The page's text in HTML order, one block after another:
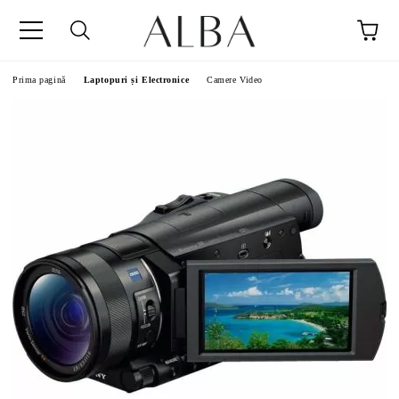
Prima pagină Laptopuri și Electronice Camere Video